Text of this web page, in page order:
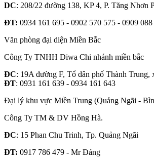
DC: 208/22 đường 138, KP 4, P. Tăng Nhơn
ĐT: 0934 161 695 - 0902 570 575 - 0909 088
Văn phòng đại diện Miền Bắc
Công Ty TNHH Diwa Chi nhánh miền bắc
ĐC: 19A đường F, Tổ dân phố Thành Trung,
ĐT: 0931 161 639 - 0934 161 643
Đại lý khu vực Miền Trung (Quảng Ngãi -
Công Ty TM & DV Hồng Hà.
ĐC: 15 Phan Chu Trinh, Tp. Quảng Ngãi
ĐT: 0917 786 479 - Mr Đáng